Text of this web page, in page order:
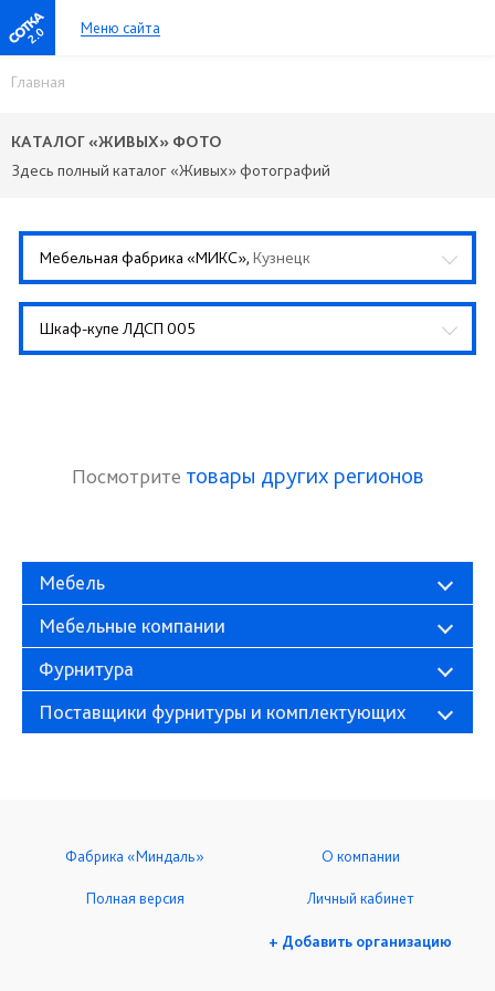
2.0 Меню сайта
Главная
КАТАЛОГ «ЖИВЫХ» ФОТО
Здесь полный каталог «Живых» фотографий
Мебельная фабрика «МИКС», Кузнецк
Шкаф-купе ЛДСП 005
Посмотрите товары других регионов
Мебель
Мебельные компании
Фурнитура
Поставщики фурнитуры и комплектующих
Фабрика «Миндаль» О компании
Полная версия Личный кабинет
+ Добавить организацию